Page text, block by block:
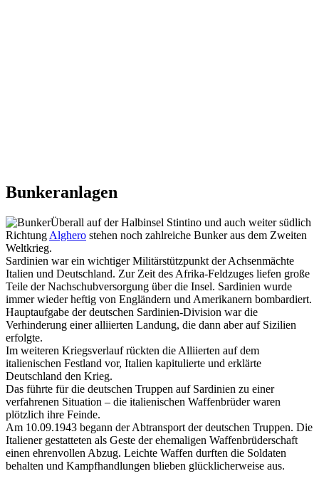
Bunkeranlagen
Überall auf der Halbinsel Stintino und auch weiter südlich
Richtung Alghero stehen noch zahlreiche Bunker aus dem Zweiten
Weltkrieg.
Sardinien war ein wichtiger Militärstützpunkt der Achsenmächte
Italien und Deutschland. Zur Zeit des Afrika-Feldzuges liefen große
Teile der Nachschubversorgung über die Insel. Sardinien wurde
immer wieder heftig von Engländern und Amerikanern bombardiert.
Hauptaufgabe der deutschen Sardinien-Division war die
Verhinderung einer alliierten Landung, die dann aber auf Sizilien
erfolgte.
Im weiteren Kriegsverlauf rückten die Alliierten auf dem
italienischen Festland vor, Italien kapitulierte und erklärte
Deutschland den Krieg.
Das führte für die deutschen Truppen auf Sardinien zu einer
verfahrenen Situation – die italienischen Waffenbrüder waren
plötzlich ihre Feinde.
Am 10.09.1943 begann der Abtransport der deutschen Truppen. Die
Italiener gestatteten als Geste der ehemaligen Waffenbrüderschaft
einen ehrenvollen Abzug. Leichte Waffen durften die Soldaten
behalten und Kampfhandlungen blieben glücklicherweise aus.